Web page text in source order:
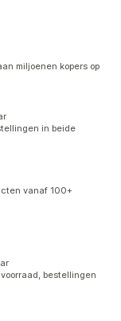
miljoenen kopers op
in beide
vanaf 100+
bestellingen